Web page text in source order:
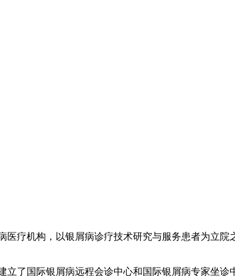
疗机构，以银屑病诊疗技术研究与服务患者为立院
了国际银屑病远程会诊中心和国际银屑病专家坐诊